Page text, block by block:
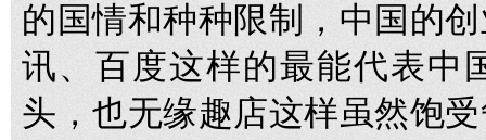
的国情和种种限制，中国的
讯、百度这样的最能代表中
头，也无缘趣店这样虽然饱